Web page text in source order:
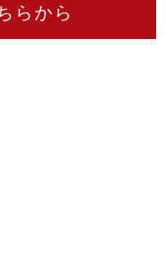
らから